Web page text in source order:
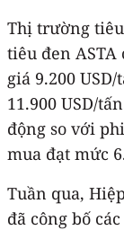
Thị trường
tiêu đen
giá 9.200
11.900 USD/
động so với
mua đạt mức
Tuần qua,
đã công bố